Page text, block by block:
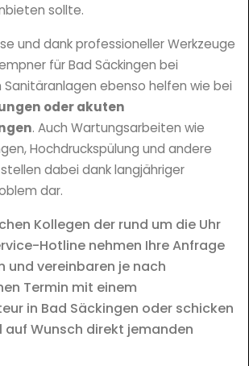
sollte.
und dank professioneller Werkzeuge
für Bad Säckingen bei
Sanitäranlagen ebenso helfen wie bei
oder akuten
. Auch Wartungsarbeiten wie
Hochdruckspülung und andere
dabei dank langjähriger
dar.
Kollegen der rund um die Uhr
Hotline nehmen Ihre Anfrage
und vereinbaren je nach
Termin mit einem
in Bad Säckingen oder schicken
auf Wunsch direkt jemanden